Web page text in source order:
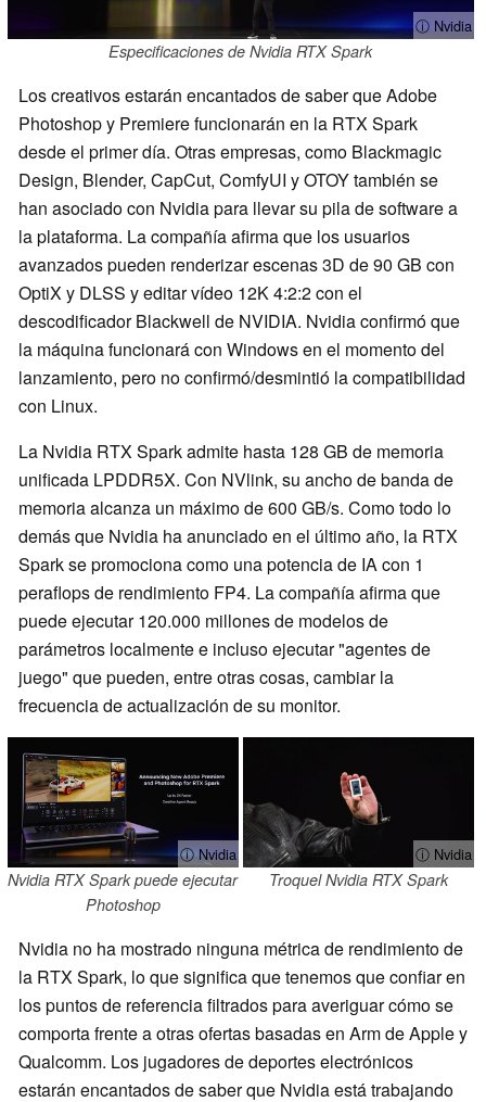
ⓘ Nvidia
Especificaciones de Nvidia RTX Spark
Los creativos estarán encantados de saber que Adobe
Photoshop y Premiere funcionarán en la RTX Spark
desde el primer día. Otras empresas, como Blackmagic
Design, Blender, CapCut, ComfyUI y OTOY también se
han asociado con Nvidia para llevar su pila de software a
la plataforma. La compañía afirma que los usuarios
avanzados pueden renderizar escenas 3D de 90 GB con
OptiX y DLSS y editar vídeo 12K 4:2:2 con el
descodificador Blackwell de NVIDIA. Nvidia confirmó que
la máquina funcionará con Windows en el momento del
lanzamiento, pero no confirmó/desmintió la compatibilidad
con Linux.
La Nvidia RTX Spark admite hasta 128 GB de memoria
unificada LPDDR5X. Con NVlink, su ancho de banda de
memoria alcanza un máximo de 600 GB/s. Como todo lo
demás que Nvidia ha anunciado en el último año, la RTX
Spark se promociona como una potencia de IA con 1
peraflops de rendimiento FP4. La compañía afirma que
puede ejecutar 120.000 millones de modelos de
parámetros localmente e incluso ejecutar "agentes de
juego" que pueden, entre otras cosas, cambiar la
frecuencia de actualización de su monitor.
ⓘ Nvidia
Nvidia RTX Spark puede ejecutar
Photoshop
ⓘ Nvidia
Troquel Nvidia RTX Spark
Nvidia no ha mostrado ninguna métrica de rendimiento de
la RTX Spark, lo que significa que tenemos que confiar en
los puntos de referencia filtrados para averiguar cómo se
comporta frente a otras ofertas basadas en Arm de Apple y
Qualcomm. Los jugadores de deportes electrónicos
estarán encantados de saber que Nvidia está trabajando